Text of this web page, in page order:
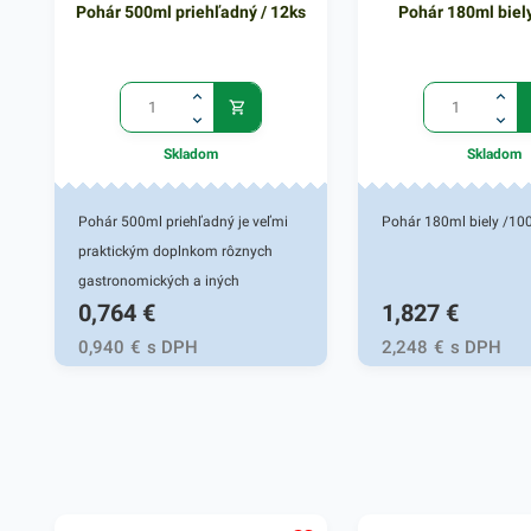
Pohár 500ml priehľadný / 12ks
Skladom
Pohár 500ml priehľadný je veľmi
praktickým doplnkom rôznych
gastronomických a iných
potravinových prevádzok. Vhodný
pre fresh obchody či fast foody.
Pohár je určený na podávanie a
0,764 €
0,940 € s DPH
Pohár 180ml
Skladom
Pohár 180ml biely /
1,827 €
2,248 € s DPH